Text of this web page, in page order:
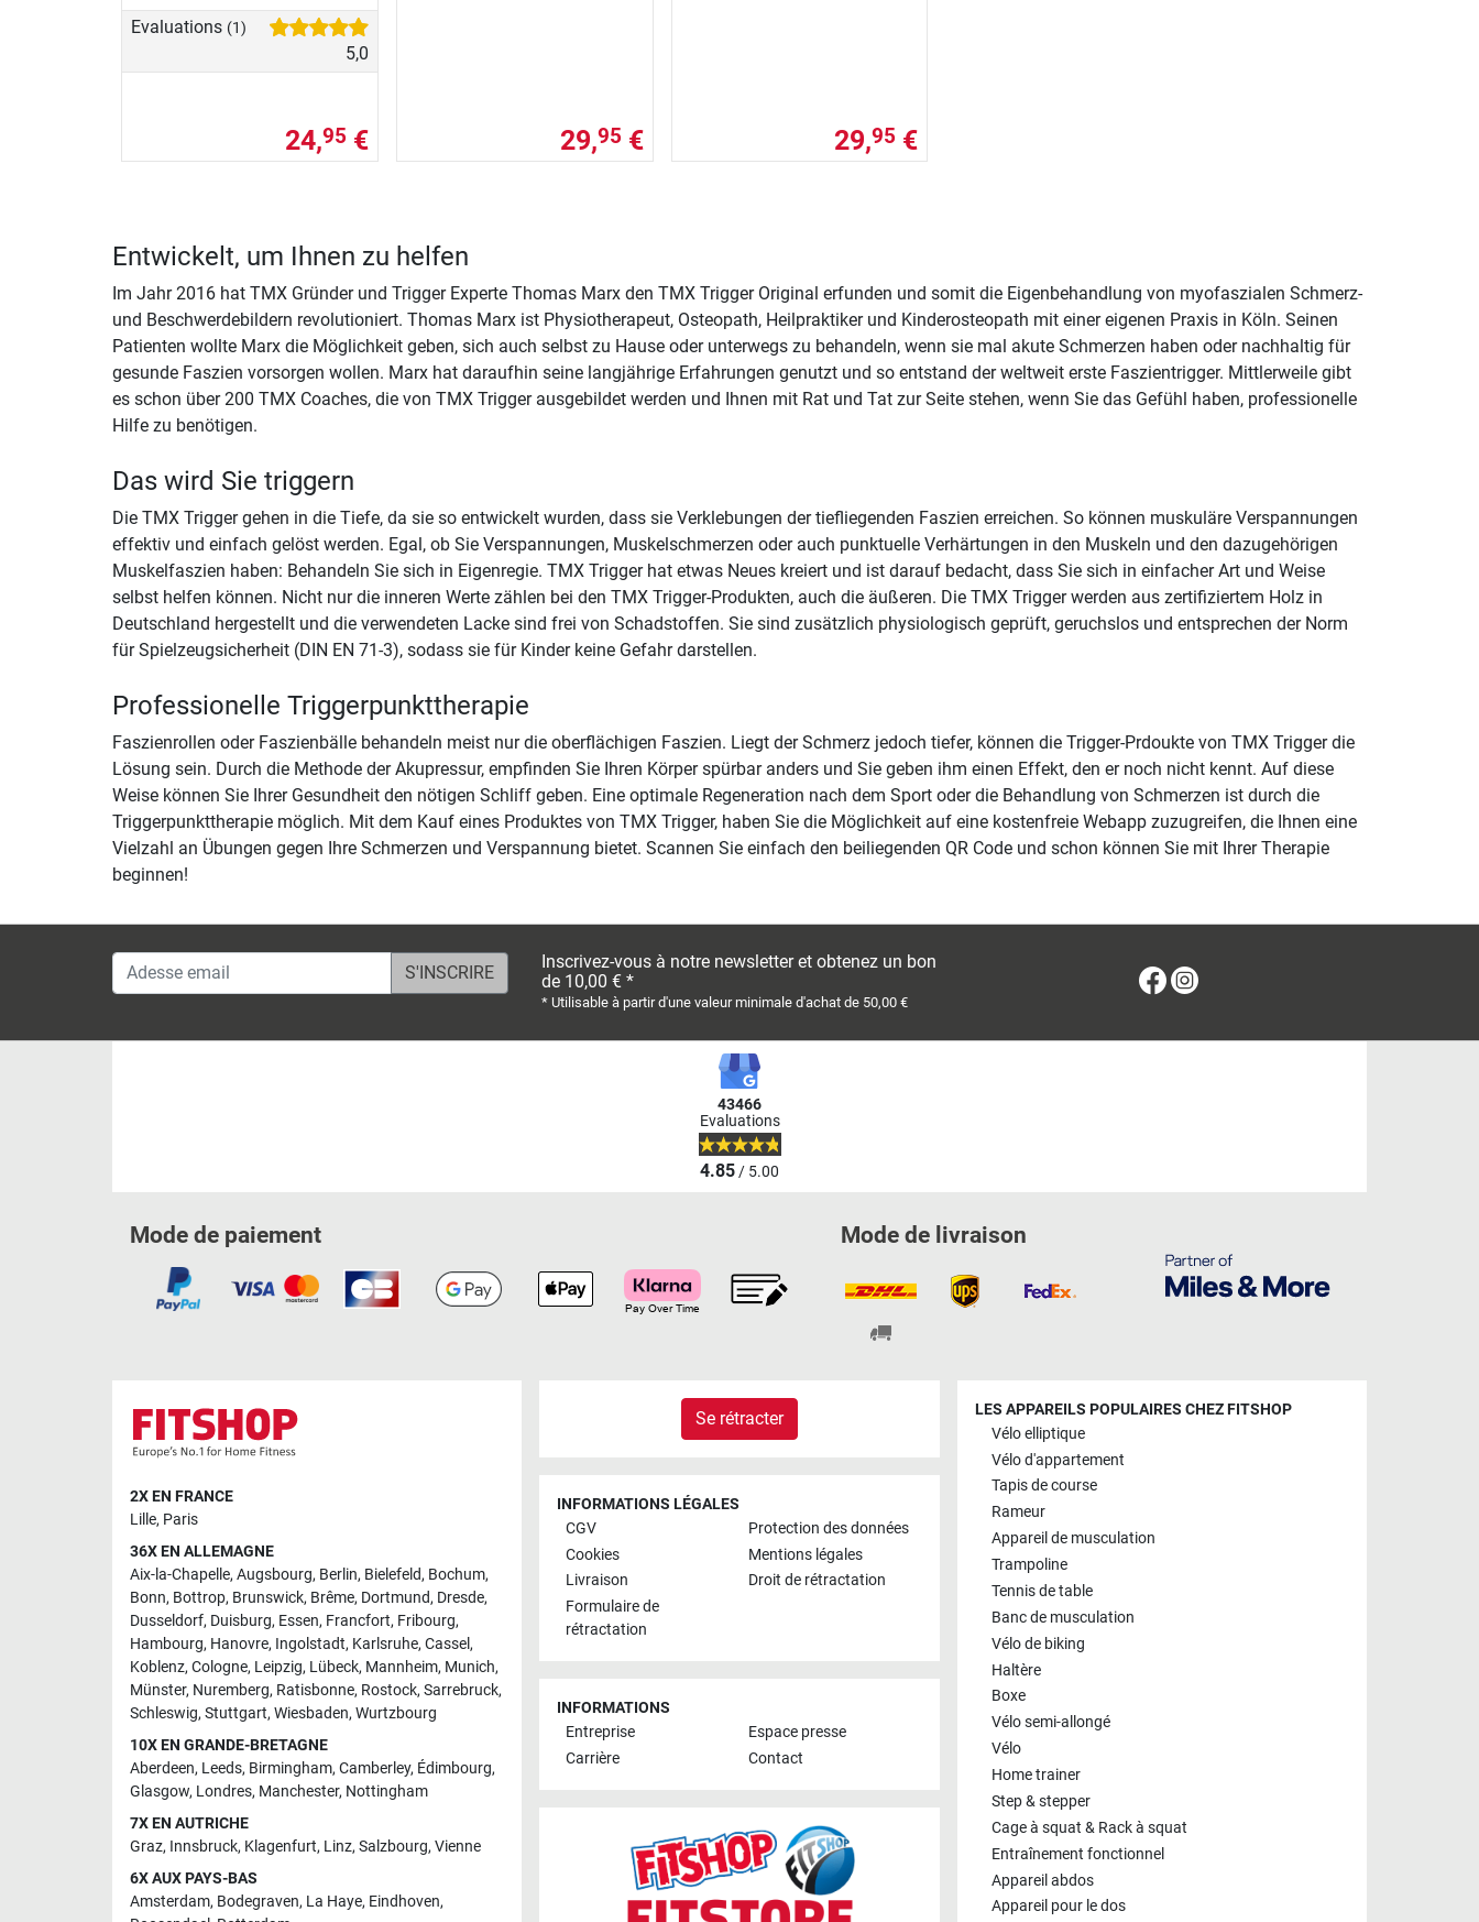
Evaluations (1)
5,0
24,95 € 29,95 € 29,95 €
Entwickelt, um Ihnen zu helfen
Im Jahr 2016 hat TMX Gründer und Trigger Experte Thomas Marx den TMX Trigger Original erfunden und somit die Eigenbehandlung von myofaszialen Schmerz-
und Beschwerdebildern revolutioniert. Thomas Marx ist Physiotherapeut, Osteopath, Heilpraktiker und Kinderosteopath mit einer eigenen Praxis in Köln. Seinen
Patienten wollte Marx die Möglichkeit geben, sich auch selbst zu Hause oder unterwegs zu behandeln, wenn sie mal akute Schmerzen haben oder nachhaltig für
gesunde Faszien vorsorgen wollen. Marx hat daraufhin seine langjährige Erfahrungen genutzt und so entstand der weltweit erste Faszientrigger. Mittlerweile gibt
es schon über 200 TMX Coaches, die von TMX Trigger ausgebildet werden und Ihnen mit Rat und Tat zur Seite stehen, wenn Sie das Gefühl haben, professionelle
Hilfe zu benötigen.
Das wird Sie triggern
Die TMX Trigger gehen in die Tiefe, da sie so entwickelt wurden, dass sie Verklebungen der tiefliegenden Faszien erreichen. So können muskuläre Verspannungen
effektiv und einfach gelöst werden. Egal, ob Sie Verspannungen, Muskelschmerzen oder auch punktuelle Verhärtungen in den Muskeln und den dazugehörigen
Muskelfaszien haben: Behandeln Sie sich in Eigenregie. TMX Trigger hat etwas Neues kreiert und ist darauf bedacht, dass Sie sich in einfacher Art und Weise
selbst helfen können. Nicht nur die inneren Werte zählen bei den TMX Trigger-Produkten, auch die äußeren. Die TMX Trigger werden aus zertifiziertem Holz in
Deutschland hergestellt und die verwendeten Lacke sind frei von Schadstoffen. Sie sind zusätzlich physiologisch geprüft, geruchslos und entsprechen der Norm
für Spielzeugsicherheit (DIN EN 71-3), sodass sie für Kinder keine Gefahr darstellen.
Professionelle Triggerpunkttherapie
Faszienrollen oder Faszienbälle behandeln meist nur die oberflächigen Faszien. Liegt der Schmerz jedoch tiefer, können die Trigger-Prdoukte von TMX Trigger die
Lösung sein. Durch die Methode der Akupressur, empfinden Sie Ihren Körper spürbar anders und Sie geben ihm einen Effekt, den er noch nicht kennt. Auf diese
Weise können Sie Ihrer Gesundheit den nötigen Schliff geben. Eine optimale Regeneration nach dem Sport oder die Behandlung von Schmerzen ist durch die
Triggerpunkttherapie möglich. Mit dem Kauf eines Produktes von TMX Trigger, haben Sie die Möglichkeit auf eine kostenfreie Webapp zuzugreifen, die Ihnen eine
Vielzahl an Übungen gegen Ihre Schmerzen und Verspannung bietet. Scannen Sie einfach den beiliegenden QR Code und schon können Sie mit Ihrer Therapie
beginnen!
Adesse email
Inscrivez-vous à notre newsletter et obtenez un bon
de 10,00 € *
* Utilisable à partir d'une valeur minimale d'achat de 50,00 €
Facebook
43466
Evaluations
4.85/ 5.00
Mode de paiement Mode de livraison
2X EN FRANCE
Lille, Paris
36X EN ALLEMAGNE
Aix-la-Chapelle, Augsbourg, Berlin, Bielefeld, Bochum,
Bonn, Bottrop, Brunswick, Brême, Dortmund, Dresde,
Dusseldorf, Duisburg, Essen, Francfort, Fribourg,
Hambourg, Hanovre, Ingolstadt, Karlsruhe, Cassel,
Koblenz, Cologne, Leipzig, Lübeck, Mannheim, Munich,
Münster, Nuremberg, Ratisbonne, Rostock, Sarrebruck,
Schleswig, Stuttgart, Wiesbaden, Wurtzbourg
10X EN GRANDE-BRETAGNE
Aberdeen, Leeds, Birmingham, Camberley, Édimbourg,
Glasgow, Londres, Manchester, Nottingham
7X EN AUTRICHE
Graz, Innsbruck, Klagenfurt, Linz, Salzbourg, Vienne
6X AUX PAYS-BAS
Amsterdam, Bodegraven, La Haye, Eindhoven,
Se rétracter
INFORMATIONS LÉGALES
CGV
Protection des données
Cookies
Mentions légales
Livraison
Droit de rétractation
Formulaire de
rétractation
INFORMATIONS
Entreprise
Espace presse
Carrière
Contact
LES APPAREILS POPULAIRES CHEZ FITSHOP
Vélo elliptique
Vélo d'appartement
Tapis de course
Rameur
Appareil de musculation
Trampoline
Tennis de table
Banc de musculation
Vélo de biking
Haltère
Boxe
Vélo semi-allongé
Vélo
Home trainer
Step & stepper
Cage à squat & Rack à squat
Entraînement fonctionnel
Appareil abdos
Appareil pour le dos